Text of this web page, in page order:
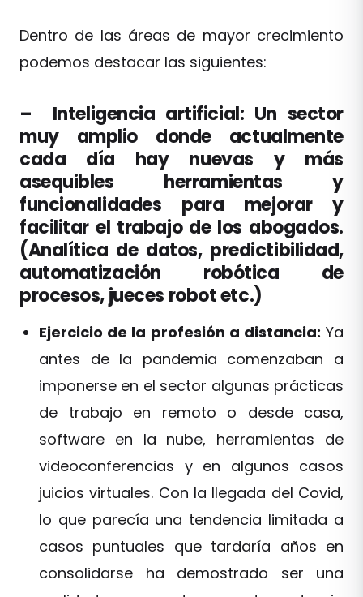
Dentro de las áreas de mayor crecimiento
podemos destacar las siguientes:
– Inteligencia artificial: Un sector
muy amplio donde actualmente
cada día hay nuevas y más
asequibles herramientas y
funcionalidades para mejorar y
facilitar el trabajo de los abogados.
(Analítica de datos, predictibilidad,
automatización robótica de
procesos, jueces robot etc.)
Ejercicio de la profesión a distancia: Ya
antes de la pandemia comenzaban a
imponerse en el sector algunas prácticas
de trabajo en remoto o desde casa,
software en la nube, herramientas de
videoconferencias y en algunos casos
juicios virtuales. Con la llegada del Covid,
lo que parecía una tendencia limitada a
casos puntuales que tardaría años en
consolidarse ha demostrado ser una